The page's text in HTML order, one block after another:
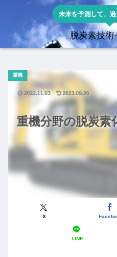
未来を予測して、過
脱炭素技術
重機分野の脱炭素
重機
X
LINE
2022.11.03 2023.09.26